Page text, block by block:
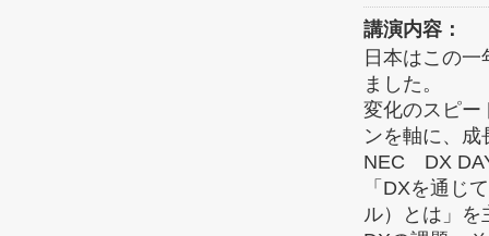
講演内容：
日本はこの
ました。
変化のスピー
ンを軸に、
NEC DX
「DXを通じ
ル）とは」を